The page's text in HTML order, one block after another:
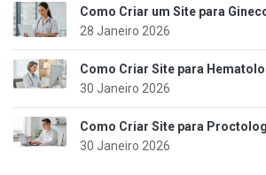
Como Criar um Site para
28 Janeiro 2026
Como Criar Site para
30 Janeiro 2026
Como Criar Site para
30 Janeiro 2026